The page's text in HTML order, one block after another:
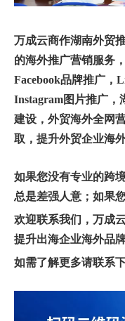
万成云商作湖南外贸
的海外推广营销服务
Facebook品牌推广 ，
Instagram图片推广，
建设 ， 外贸海外全网
取，提升外贸企业海
如果您没有专业的跨
总是差强人意；如果
欢迎联系我们，万成
提升出海企业海外品
如需了解更多请联系下